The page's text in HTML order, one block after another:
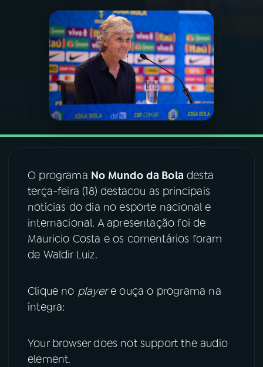
PROGRAMAS
PODCASTS
VIDEOCASTS
07ÚLTIMAS
08FESTIVAL DE MÚSICA
ACOMPANHE A RÁDIO NACIONAL
YouTube Facebook
O programa No Mundo da Bola desta
terça-feira (18) destacou as principais
notícias do dia no esporte nacional e
internacional. A apresentação foi de
Mauricio Costa e os comentários foram
de Waldir Luiz.
Clique no playere ouça o programa na
íntegra:
Your browser does not support the audio
element.